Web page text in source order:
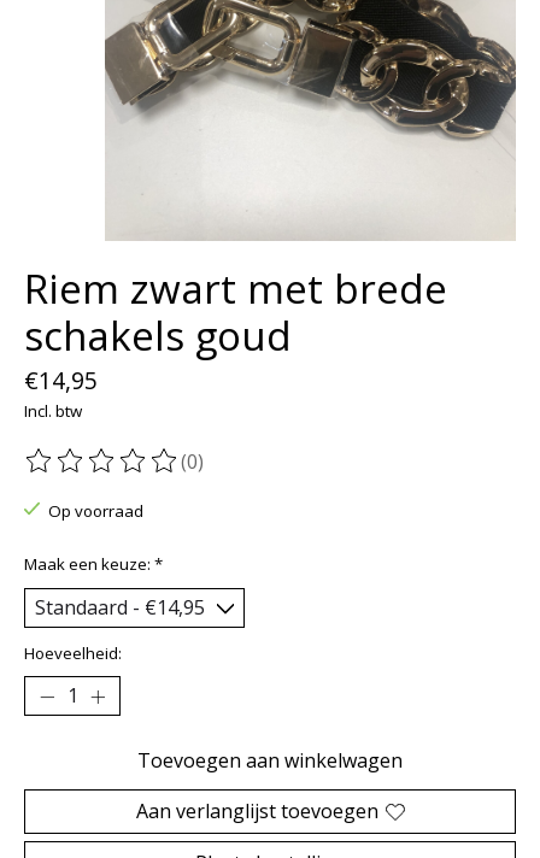
Riem zwart met brede
schakels goud
€14,95
Incl. btw
De beoordeling van dit product is
(0)
Op voorraad
Maak een keuze: *
Hoeveelheid:
Toevoegen aan winkelwagen
Aan verlanglijst toevoegen